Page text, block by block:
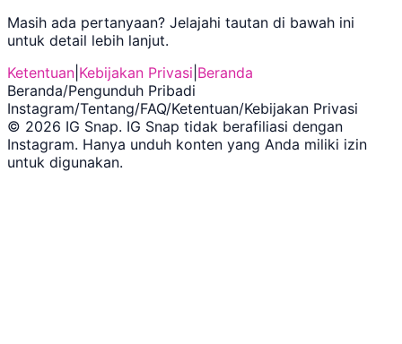
Masih ada pertanyaan? Jelajahi tautan di bawah ini
untuk detail lebih lanjut.
Ketentuan Kebijakan Privasi Beranda
Beranda/Pengunduh Pribadi
Instagram/Tentang/FAQ/Ketentuan/Kebijakan Privasi
© 2026 IG Snap. IG Snap tidak berafiliasi dengan
Instagram. Hanya unduh konten yang Anda miliki izin
untuk digunakan.